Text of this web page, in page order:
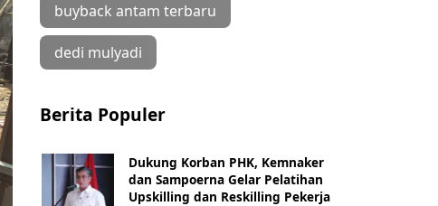
buyback antam terbaru
dedi mulyadi
Berita Populer
Dukung Korban PHK, Kemnaker
dan Sampoerna Gelar Pelatihan
Upskilling dan Reskilling Pekerja